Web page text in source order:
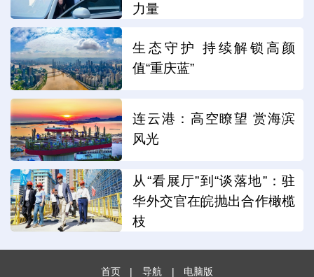
力量
生态守护 持续解锁高颜
值“重庆蓝”
连云港：高空瞭望 赏海滨
风光
从“看展厅”到“谈落地”：驻
华外交官在皖抛出合作橄榄
枝
首页 | 导航 | 电脑版